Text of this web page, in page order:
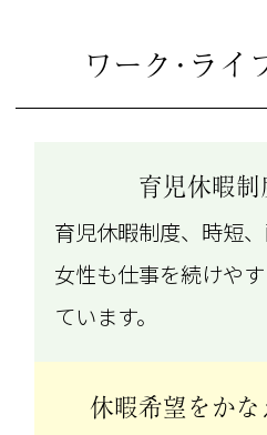
ワーク･ライ
育児休暇
育児休暇制度、時短、
女性も仕事を続けや
ています。
休暇希望をか